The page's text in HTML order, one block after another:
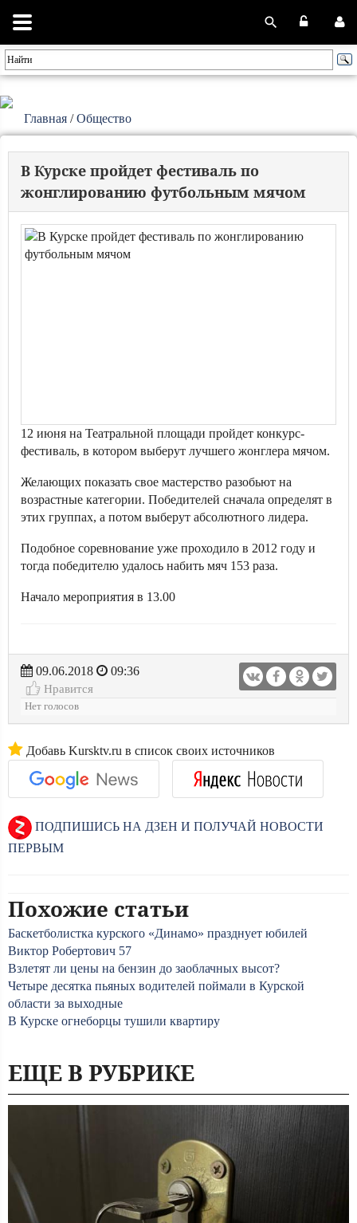
Главная /Общество
В Курске пройдет фестиваль по
жонглированию футбольным мячом
12 июня на Театральной площади пройдет конкурс-
фестиваль, в котором выберут лучшего жонглера мячом.
Желающих показать свое мастерство разобьют на
возрастные категории. Победителей сначала определят в
этих группах, а потом выберут абсолютного лидера.
Подобное соревнование уже проходило в 2012 году и
тогда победителю удалось набить мяч 153 раза.
Начало мероприятия в 13.00
09.06.2018
09:36
Нравится
Нет голосов
Добавь Kursktv.ru в список своих источников
ПОДПИШИСЬ НА ДЗЕН И ПОЛУЧАЙ НОВОСТИ
ПЕРВЫМ
Похожие статьи
Баскетболистка курского «Динамо» празднует юбилей
Виктор Робертович 57
Взлетят ли цены на бензин до заоблачных высот?
Четыре десятка пьяных водителей поймали в Курской
области за выходные
В Курске огнеборцы тушили квартиру
ЕЩЕ В РУБРИКЕ